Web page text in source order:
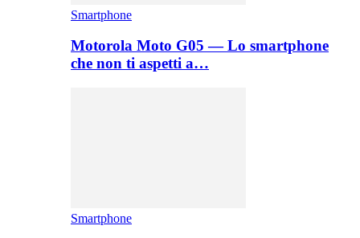
Smartphone
Motorola Moto G05 — Lo smartphone
che non ti aspetti a…
Smartphone